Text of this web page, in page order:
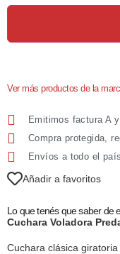
Ver más productos de la
Emitimos factura A
Compra protegida,
Envíos a todo el país
Añadir a favoritos
Lo que tenés que saber de
Cuchara Voladora
Cuchara clásica